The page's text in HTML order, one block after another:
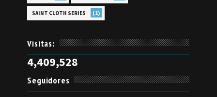
SAINT CLOTH SERIES (1)
Visitas:
4,409,528
Seguidores